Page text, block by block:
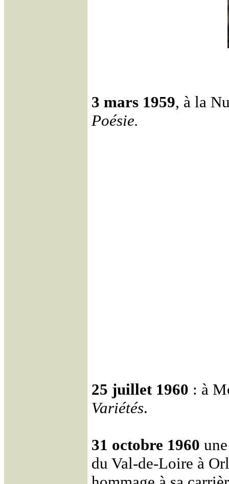
3 mars 1959, à la
Poésie.
25 juillet 1960 : à
Variétés.
31 octobre 1960
du Val-de-Loire à